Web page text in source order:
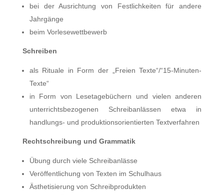
bei der Ausrichtung von Festlichkeiten für andere
Jahrgänge
beim Vorlesewettbewerb
Schreiben
als Rituale in Form der „Freien Texte“/“15-Minuten-
Texte“
in Form von Lesetagebüchern und vielen anderen
unterrichtsbezogenen Schreibanlässen etwa in
handlungs- und produktionsorientierten Textverfahren
Rechtschreibung und Grammatik
Übung durch viele Schreibanlässe
Veröffentlichung von Texten im Schulhaus
Ästhetisierung von Schreibprodukten